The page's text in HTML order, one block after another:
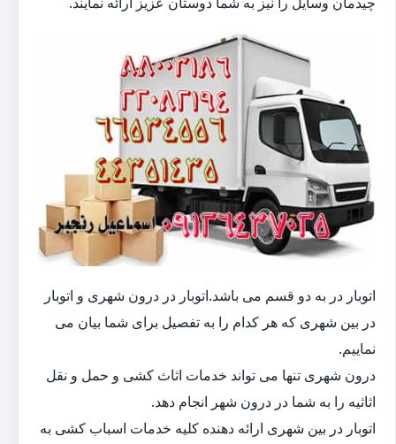
اتوبار در به دو قسم می باشد.اتوبار در درون شهری و اتوبار
در بین شهری که هر کدام را به تفصیل برای شما بیان می
نماییم.
درون شهری تنها می تواند خدمات اثاث کشی و حمل و نقل
اثاثیه را به شما در درون شهر انجام دهد.
اتوبار در بین شهری ارائه دهنده کلیه خدمات اسباب کشی به